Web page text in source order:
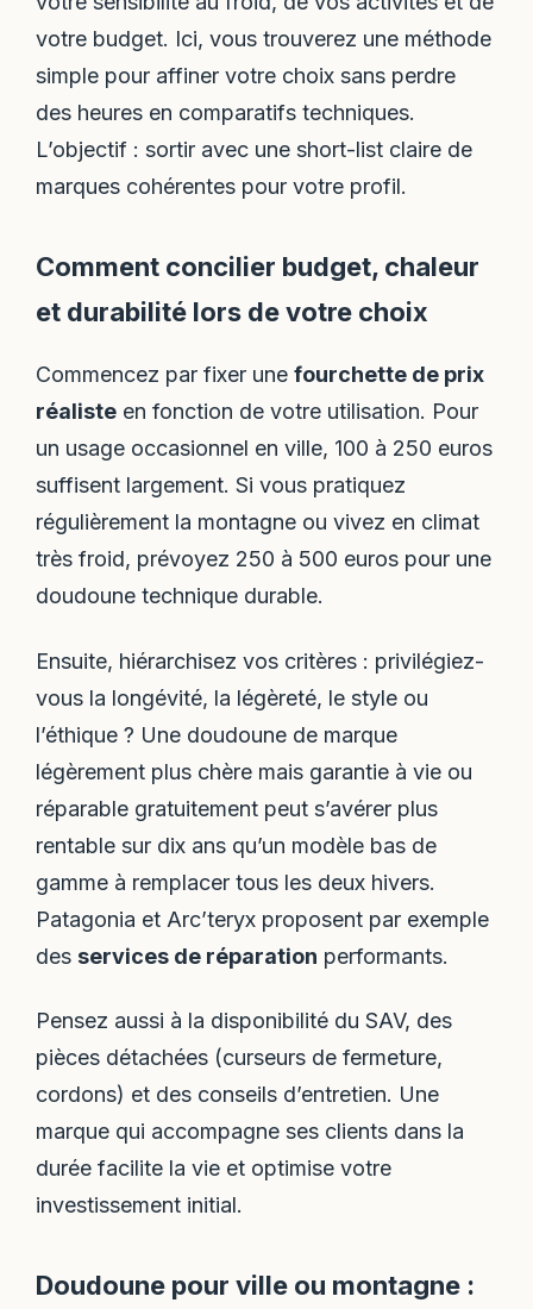
votre budget. Ici, vous trouverez une méthode
simple pour affiner votre choix sans perdre
des heures en comparatifs techniques.
L’objectif : sortir avec une short-list claire de
marques cohérentes pour votre profil.
Comment concilier budget, chaleur
et durabilité lors de votre choix
Commencez par fixer unefourchette de prix
réaliste en fonction de votre utilisation. Pour
un usage occasionnel en ville, 100 à 250 euros
suffisent largement. Si vous pratiquez
régulièrement la montagne ou vivez en climat
très froid, prévoyez 250 à 500 euros pour une
doudoune technique durable.
Ensuite, hiérarchisez vos critères : privilégiez-
vous la longévité, la légèreté, le style ou
l’éthique ? Une doudoune de marque
légèrement plus chère mais garantie à vie ou
réparable gratuitement peut s’avérer plus
rentable sur dix ans qu’un modèle bas de
gamme à remplacer tous les deux hivers.
Patagonia et Arc’teryx proposent par exemple
des services de réparation performants.
Pensez aussi à la disponibilité du SAV, des
pièces détachées (curseurs de fermeture,
cordons) et des conseils d’entretien. Une
marque qui accompagne ses clients dans la
durée facilite la vie et optimise votre
investissement initial.
Doudoune pour ville ou montagne :